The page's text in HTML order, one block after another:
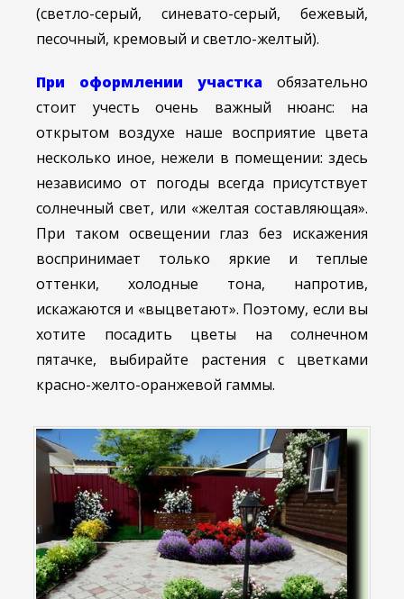
(светло-серый, синевато-серый, бежевый,
песочный, кремовый и светло-желтый).
При оформлении участка обязательно
стоит учесть очень важный нюанс: на
открытом воздухе наше восприятие цвета
несколько иное, нежели в помещении: здесь
независимо от погоды всегда присутствует
солнечный свет, или «желтая составляющая».
При таком освещении глаз без искажения
воспринимает только яркие и теплые
оттенки, холодные тона, напротив,
искажаются и «выцветают». Поэтому, если вы
хотите посадить цветы на солнечном
пятачке, выбирайте растения с цветками
красно-желто-оранжевой гаммы.